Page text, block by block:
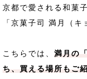
京都で愛される和菓
「京菓子司 満月（キ
こちらでは、 満月の
ち、買える場所もご